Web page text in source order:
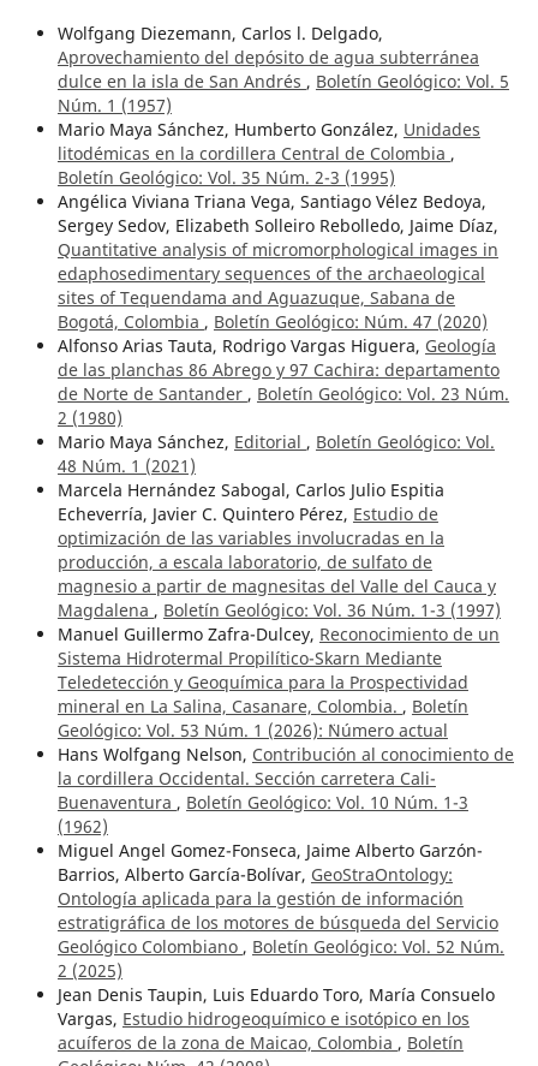
Wolfgang Diezemann, Carlos l. Delgado,
Aprovechamiento del depósito de agua subterránea
dulce en la isla de San Andrés , Boletín Geológico: Vol. 5
Núm. 1 (1957)
Mario Maya Sánchez, Humberto González, Unidades
litodémicas en la cordillera Central de Colombia ,
Boletín Geológico: Vol. 35 Núm. 2-3 (1995)
Angélica Viviana Triana Vega, Santiago Vélez Bedoya,
Sergey Sedov, Elizabeth Solleiro Rebolledo, Jaime Díaz,
Quantitative analysis of micromorphological images in
edaphosedimentary sequences of the archaeological
sites of Tequendama and Aguazuque, Sabana de
Bogotá, Colombia , Boletín Geológico: Núm. 47 (2020)
Alfonso Arias Tauta, Rodrigo Vargas Higuera, Geología
de las planchas 86 Abrego y 97 Cachira: departamento
de Norte de Santander , Boletín Geológico: Vol. 23 Núm.
2 (1980)
Mario Maya Sánchez, Editorial , Boletín Geológico: Vol.
48 Núm. 1 (2021)
Marcela Hernández Sabogal, Carlos Julio Espitia
Echeverría, Javier C. Quintero Pérez, Estudio de
optimización de las variables involucradas en la
producción, a escala laboratorio, de sulfato de
magnesio a partir de magnesitas del Valle del Cauca y
Magdalena , Boletín Geológico: Vol. 36 Núm. 1-3 (1997)
Manuel Guillermo Zafra-Dulcey, Reconocimiento de un
Sistema Hidrotermal Propilítico-Skarn Mediante
Teledetección y Geoquímica para la Prospectividad
mineral en La Salina, Casanare, Colombia. , Boletín
Geológico: Vol. 53 Núm. 1 (2026): ¨Número actual
Hans Wolfgang Nelson, Contribución al conocimiento de
la cordillera Occidental. Sección carretera Cali-
Buenaventura , Boletín Geológico: Vol. 10 Núm. 1-3
(1962)
Miguel Angel Gomez-Fonseca, Jaime Alberto Garzón-
Barrios, Alberto García-Bolívar, GeoStraOntology:
Ontología aplicada para la gestión de información
estratigráfica de los motores de búsqueda del Servicio
Geológico Colombiano , Boletín Geológico: Vol. 52 Núm.
2 (2025)
Jean Denis Taupin, Luis Eduardo Toro, María Consuelo
Vargas, Estudio hidrogeoquímico e isotópico en los
acuíferos de la zona de Maicao, Colombia , Boletín